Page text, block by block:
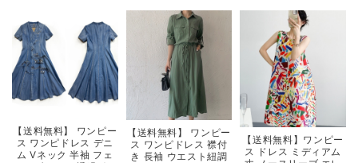
【送料無料】 ワンピー
ス ワンピドレス デニ
ム Vネック 半袖 フェ
【送料無料】 ワンピー
ス ワンピドレス 襟付
き 長袖 ウエスト紐調
【送料無料】ワンピー
ス ドレス ミディアム